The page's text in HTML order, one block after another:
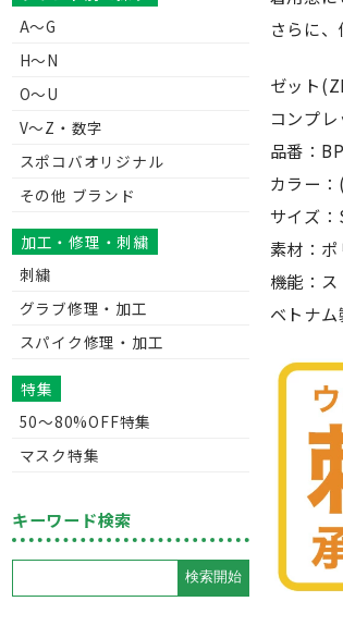
さらに、
ゼット
コンプ
品番：
カラー
サイズ
素材：
機能：
ベトナ
A～G
H～N
O～U
V〜Z・数字
スポコバオリジナル
その他 ブランド
加工・修理・刺繍
刺繍
グラブ修理・加工
スパイク修理・加工
特集
50〜80%OFF特集
マスク特集
キーワード検索